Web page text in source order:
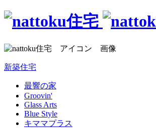
新築住宅
最響の家
Groovin'
Glass Arts
Blue Style
キママプラス